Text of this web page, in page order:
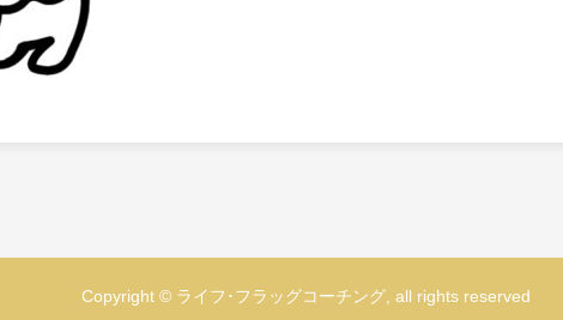
Copyright © ライフ･フラッグコーチング, all rights reserved